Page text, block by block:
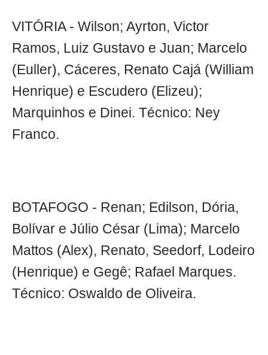
VITÓRIA - Wilson; Ayrton, Victor
Ramos, Luiz Gustavo e Juan; Marcelo
(Euller), Cáceres, Renato Cajá (William
Henrique) e Escudero (Elizeu);
Marquinhos e Dinei. Técnico: Ney
Franco.
BOTAFOGO - Renan; Edilson, Dória,
Bolívar e Júlio César (Lima); Marcelo
Mattos (Alex), Renato, Seedorf, Lodeiro
(Henrique) e Gegê; Rafael Marques.
Técnico: Oswaldo de Oliveira.